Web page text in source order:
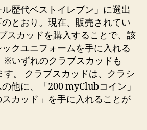
ル歴代ベストイレブン」に選出
とおり。現在、販売されてい
スカッドを購入することで、該
クユニフォームを手に入れる
※いずれのクラブスカッドも
す。 クラブスカッドは、クラシ
他に、「200 myClubコイン」
カッド」を手に入れることが